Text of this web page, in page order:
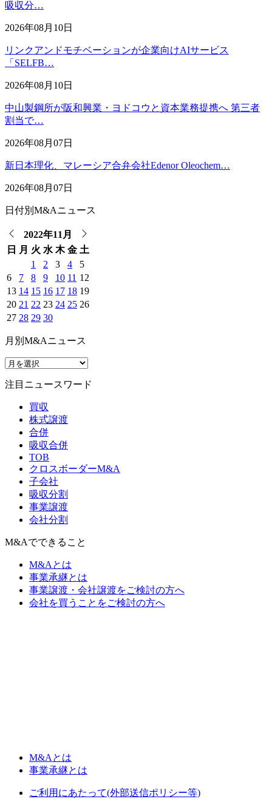
吸収分…
2026年08月10日
リンクアンドモチベーションが企業向けAIサービス
「SELFB…
2026年08月10日
中山製鋼所が阪和興業・ヨドコウと資本業務提携へ 第三者
割当で…
2026年08月07日
新日本理化、マレーシア合弁会社Edenor Oleochem…
2026年08月07日
日付別M&Aニュース
2022年11月
日
月 火 水 木 金 土
1
2 3 4
5
6
7 8 9 10 11 12
13 14 15 16 17 18 19
20 21 22 23 24 25 26
27 28 29 30
月別M&Aニュース
注目ニュースワード
買収
株式譲渡
合併
吸収合併
TOB
クロスボーダーM&A
子会社
吸収分割
事業譲渡
会社分割
M&Aでできること
M&Aとは
事業承継とは
事業譲渡・会社譲渡をご検討の方へ
会社を買うことをご検討の方へ
M&Aとは
事業承継とは
ご利用にあたって(外部送信ポリシー等)